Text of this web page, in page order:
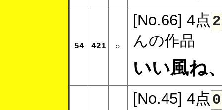
54 421 ○
[No.66] 4点 2
んの作品
いい風ね
[No.45] 4点 0